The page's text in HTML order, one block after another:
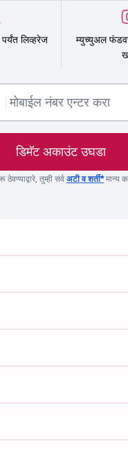
लिव्हरेज
म्युच्युअल
डिमॅट अकाउंट उघडा
तुम्ही सर्व अटी व शर्ती*मान्य